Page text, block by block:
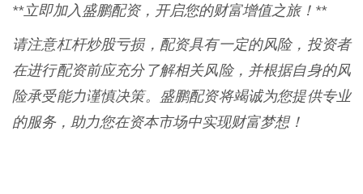
**立即加入盛鹏配资，开启您的财富增值之旅！**
请注意杠杆炒股亏损，配资具有一定的风险，投资者
在进行配资前应充分了解相关风险，并根据自身的风
险承受能力谨慎决策。盛鹏配资将竭诚为您提供专业
的服务，助力您在资本市场中实现财富梦想！